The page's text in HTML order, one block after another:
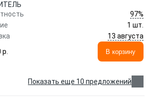
97%
1 шт.
13 августа
В корзину
Показать еще 10 предложений